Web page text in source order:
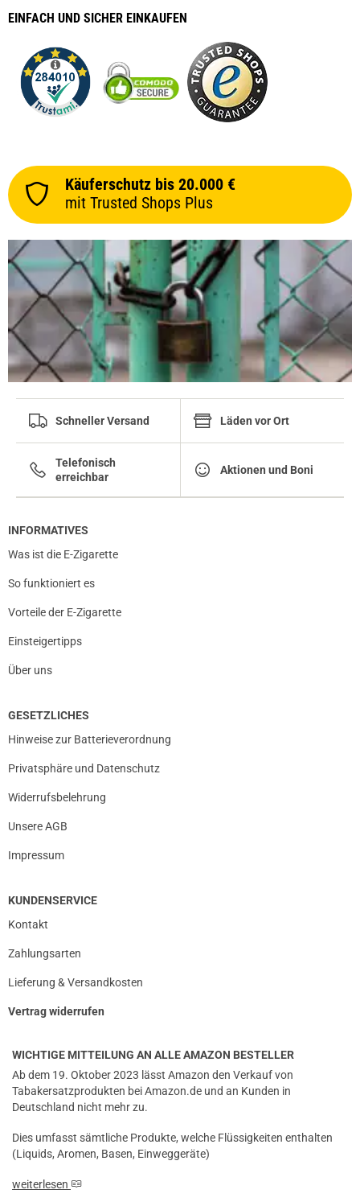
EINFACH UND SICHER EINKAUFEN
Käuferschutz bis 20.000 €
mit Trusted Shops Plus
Schneller Versand Läden vor Ort
Telefonisch
erreichbar
Aktionen und Boni
INFORMATIVES
Was ist die E-Zigarette
So funktioniert es
Vorteile der E-Zigarette
Einsteigertipps
Über uns
GESETZLICHES
Hinweise zur Batterieverordnung
Privatsphäre und Datenschutz
Widerrufsbelehrung
Unsere AGB
Impressum
KUNDENSERVICE
Kontakt
Zahlungsarten
Lieferung & Versandkosten
Vertrag widerrufen
WICHTIGE MITTEILUNG AN ALLE AMAZON BESTELLER
Ab dem 19. Oktober 2023 lässt Amazon den Verkauf von
Tabakersatzprodukten bei Amazon.de und an Kunden in
Deutschland nicht mehr zu.
Dies umfasst sämtliche Produkte, welche Flüssigkeiten enthalten
(Liquids, Aromen, Basen, Einweggeräte)
weiterlesen